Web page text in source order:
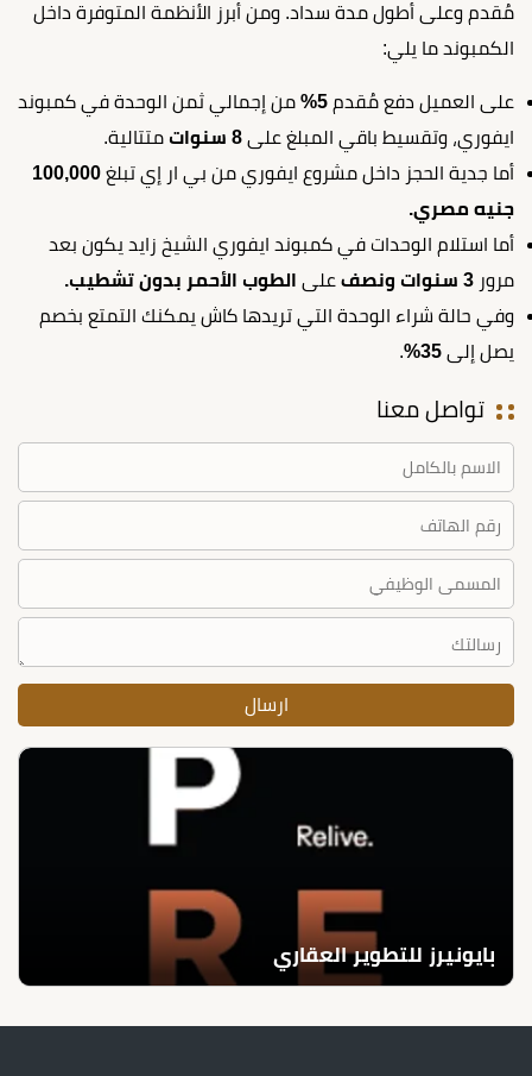
مُقدم وعلى أطول مدة سداد. ومن أبرز الأنظمة المتوفرة داخل
الكمبوند ما يلي:
على العميل دفع مُقدم 5%
من إجمالي ثمن الوحدة في كمبوند
ايفوري، وتقسيط باقي المبلغ على 8 سنوات
متتالية.
أما جدية الحجز داخل مشروع ايفوري من بي ار إي تبلغ 100,000
جنيه مصري.
أما استلام الوحدات في كمبوند ايفوري الشيخ زايد يكون بعد
مرور 3 سنوات ونصف على الطوب الأحمر بدون تشطيب.
وفي حالة شراء الوحدة التي تريدها كاش يمكنك التمتع بخصم
يصل إلى
.
تواصل معنا
بايونيرز للتطوير العقاري